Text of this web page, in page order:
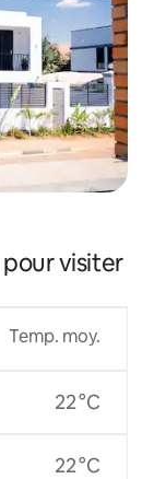
visiter
Temp. moy.
22 °C
22 °C